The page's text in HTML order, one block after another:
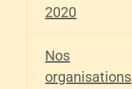
2020
Nos
organisations